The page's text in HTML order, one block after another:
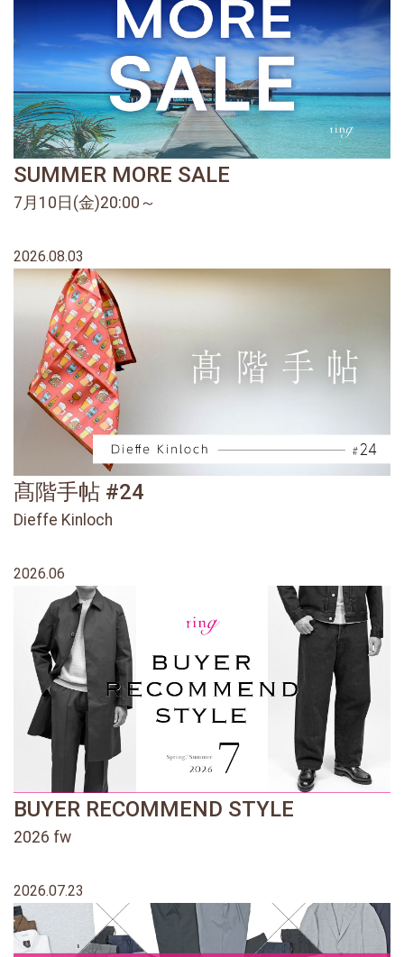
SUMMER MORE SALE
7月10日(金)20:00～
2026.08.03
髙階手帖 #24
Dieffe Kinloch
2026.06
BUYER RECOMMEND STYLE
2026 fw
2026.07.23